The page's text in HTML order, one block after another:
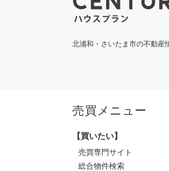
北浦和・さいたま市の不動産
売買メニュー
【買いたい】
売買専門サイト
総合物件検索